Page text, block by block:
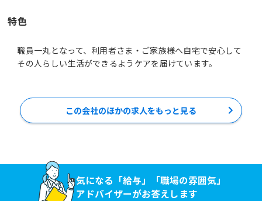
特色
職員一丸となって、利用者さま・ご家族様へ自宅で安心して
その人らしい生活ができるようケアを届けています。
この会社のほかの求人をもっと見る
気になる「給与」「職場の雰囲気」
アドバイザーがお答えします